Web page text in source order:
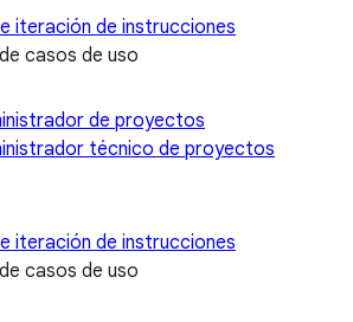
iteración de instrucciones
casos de uso
de proyectos
técnico de proyectos
iteración de instrucciones
casos de uso